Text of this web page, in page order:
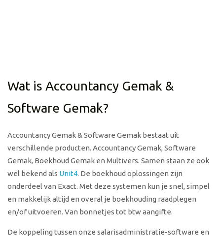
Wat is Accountancy Gemak &
Software Gemak?
Accountancy Gemak & Software Gemak bestaat uit
verschillende producten. Accountancy Gemak, Software
Gemak, Boekhoud Gemak en Multivers. Samen staan ze ook
wel bekend als Unit4. De boekhoud oplossingen zijn
onderdeel van Exact. Met deze systemen kun je snel, simpel
en makkelijk altijd en overal je boekhouding raadplegen
en/of uitvoeren. Van bonnetjes tot btw aangifte.
De koppeling tussen onze salarisadministratie-software en